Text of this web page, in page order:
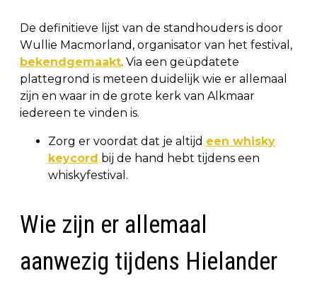
De definitieve lijst van de standhouders is door
Wullie Macmorland, organisator van het festival,
bekendgemaakt. Via een geüpdatete
plattegrond is meteen duidelijk wie er allemaal
zijn en waar in de grote kerk van Alkmaar
iedereen te vinden is.
Zorg er voordat dat je altijd een whisky
keycord bij de hand hebt tijdens een
whiskyfestival.
Wie zijn er allemaal
aanwezig tijdens Hielander